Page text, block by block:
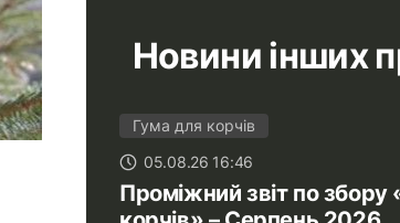
Новини інших
Гума для корчів
05.08.26 16:46
Проміжний звіт по збору